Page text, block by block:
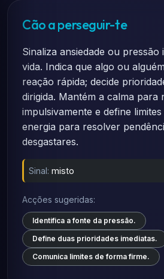
Cão a perseguir-te
Sinaliza ansiedade ou pressão
vida. Indica que algo ou
reação rápida; decide
dirigida. Mantém a calma para
impulsivamente e define
energia para resolver
desgastares.
Sinal: misto
Acções sugeridas:
Identifica a fonte da pressão.
Define duas prioridades imediatas.
Comunica limites de forma firme.